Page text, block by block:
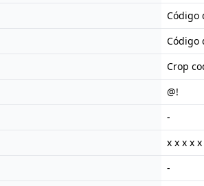
Código
Código
Crop
@!
-
x x x x
-